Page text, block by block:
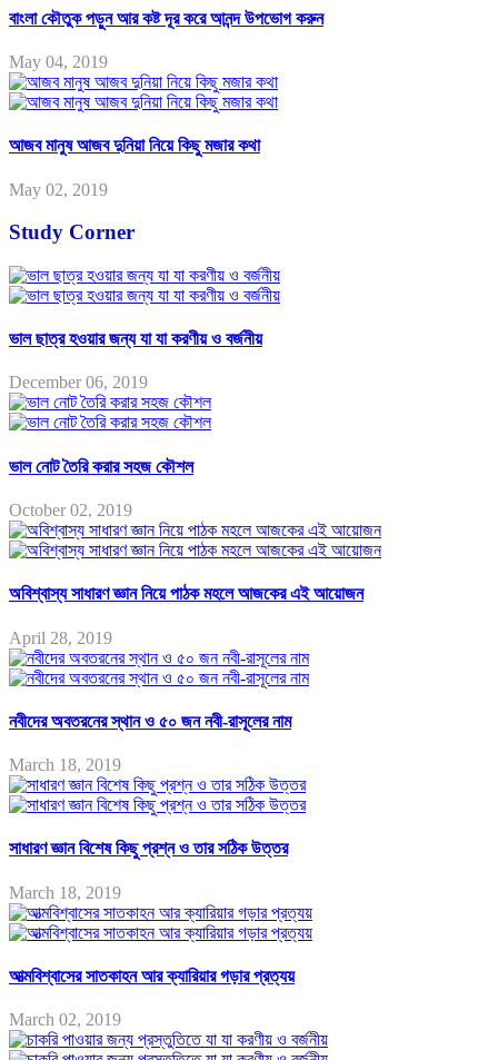
বাংলা কৌতুক পড়ুন আর কষ্ট দূর করে আনন্দ উপভোগ করুন
May 04, 2019
আজব মানুষ আজব দুনিয়া নিয়ে কিছু মজার কথা
May 02, 2019
Study Corner
ভাল ছাত্র হওয়ার জন্য যা যা করণীয় ও বর্জনীয়
December 06, 2019
ভাল নোট তৈরি করার সহজ কৌশল
October 02, 2019
অবিশ্বাস্য সাধারণ জ্ঞান নিয়ে পাঠক মহলে আজকের এই আয়োজন
April 28, 2019
নবীদের অবতরনের স্থান ও ৫০ জন নবী-রাসূলের নাম
March 18, 2019
সাধারণ জ্ঞান বিশেষ কিছু প্রশ্ন ও তার সঠিক উত্তর
March 18, 2019
আত্মবিশ্বাসের সাতকাহন আর ক্যারিয়ার গড়ার প্রত্যয়
March 02, 2019